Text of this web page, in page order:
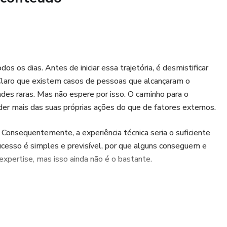
os dias. Antes de iniciar essa trajetória, é desmistificar
que existem casos de pessoas que alcançaram o
raras. Mas não espere por isso. O caminho para o
mais das suas próprias ações do que de fatores externos.
a experiência técnica seria o suficiente
é simples e previsível, por que alguns conseguem e
mas isso ainda não é o bastante.